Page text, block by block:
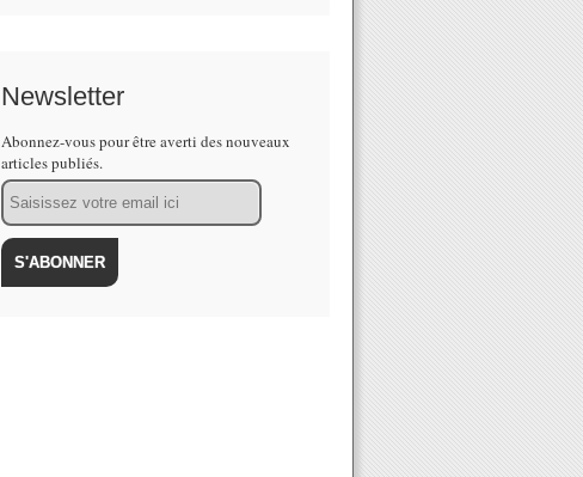
Newsletter
Abonnez-vous pour être averti des nouveaux
articles publiés.
Email